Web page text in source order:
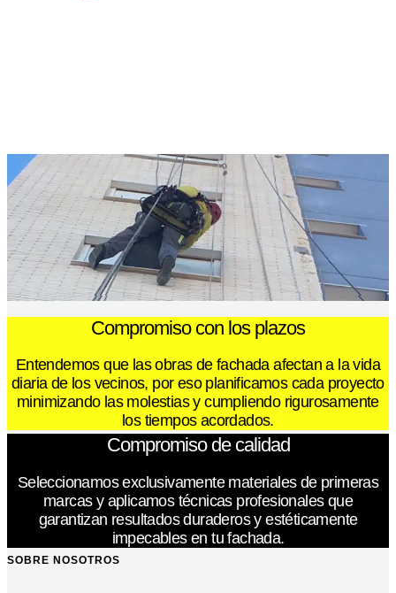
Compromiso con los plazos
Entendemos que las obras de fachada afectan a la vida
diaria de los vecinos, por eso planificamos cada proyecto
minimizando las molestias y cumpliendo rigurosamente
los tiempos acordados.
Compromiso de calidad
Seleccionamos exclusivamente materiales de primeras
marcas y aplicamos técnicas profesionales que
garantizan resultados duraderos y estéticamente
impecables en tu fachada.
SOBRE NOSOTROS